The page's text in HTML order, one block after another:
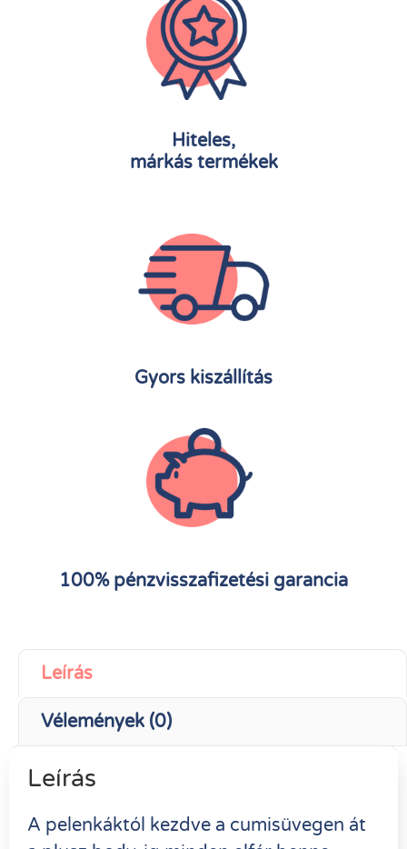
Hiteles,
márkás termékek
Gyors kiszállítás
100% pénzvisszafizetési garancia
Leírás
Vélemények (0)
Leírás
A pelenkáktól kezdve a cumisüvegen át